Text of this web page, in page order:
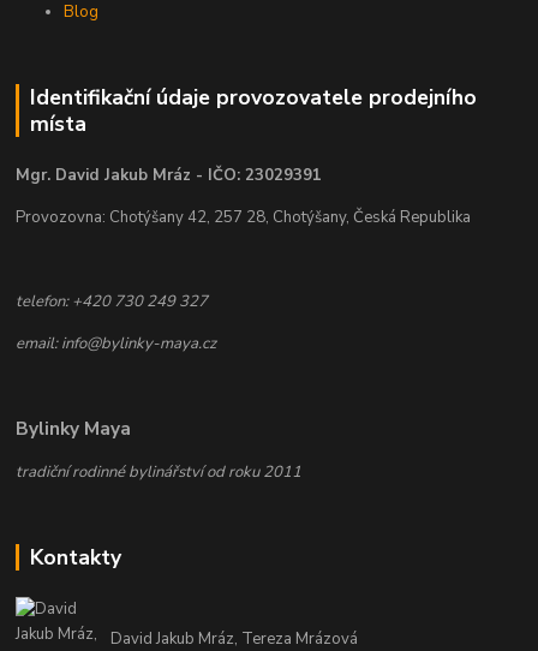
Blog
Identifikační údaje provozovatele prodejního
místa
Mgr. David Jakub Mráz - IČO: 23029391
Provozovna: Chotýšany 42, 257 28, Chotýšany, Česká Republika
telefon: +420 730 249 327
email: info@bylinky-maya.cz
Bylinky Maya
tradiční rodinné bylinářství od roku 2011
Kontakty
David Jakub Mráz, Tereza Mrázová